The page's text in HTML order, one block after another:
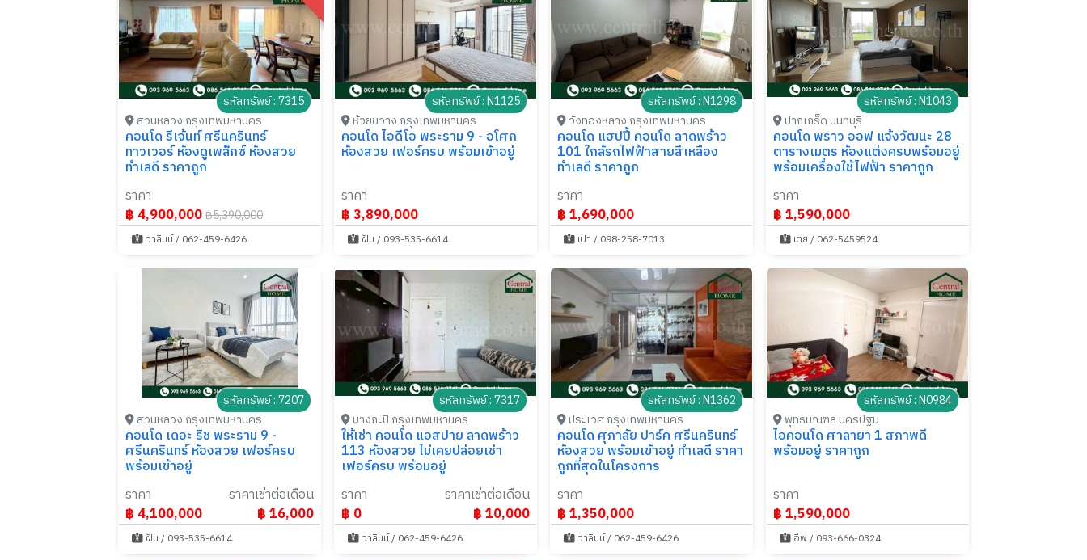
รหัสทรัพย์ : 7315
สวนหลวง กรุงเทพมหานคร
คอนโด รีเจ้นท์ ศรีนครินทร์
ทาวเวอร์ ห้องดูเพล็กซ์ ห้องสวย
ทำเลดี ราคาถูก
ราคา
฿ 4,900,000฿5,390,000
วาลินน์ / 062-459-6426
รหัสทรัพย์ : N1125
ห้วยขวาง กรุงเทพมหานคร
คอนโด ไอดีโอ พระราม 9 - อโศก
ห้องสวย เฟอร์ครบ พร้อมเข้าอยู่
ราคา
฿ 3,890,000
ฝัน / 093-535-6614
รหัสทรัพย์ : N1298
วังทองหลาง กรุงเทพมหานคร
คอนโด แฮปปี้ คอนโด ลาดพร้าว
101 ใกล้รถไฟฟ้าสายสีเหลือง
ทำเลดี ราคาถูก
ราคา
฿ 1,690,000
เปา / 098-258-7013
รหัสทรัพย์ : N1043
ปากเกร็ด นนทบุรี
คอนโด พราว ออฟ แจ้งวัฒนะ 28
ตารางเมตร ห้องแต่งครบพร้อมอยู่
พร้อมเครื่องใช้ไฟฟ้า ราคาถูก
ราคา
฿ 1,590,000
เตย / 062-5459524
รหัสทรัพย์ : 7207
สวนหลวง กรุงเทพมหานคร
คอนโด เดอะ ริช พระราม 9 -
ศรีนครินทร์ ห้องสวย เฟอร์ครบ
พร้อมเข้าอยู่
ราคา
฿ 4,100,000
ราคาเช่าต่อเดือน
฿ 16,000
ฝัน / 093-535-6614
รหัสทรัพย์ : 7317
บางกะปิ กรุงเทพมหานคร
ให้เช่า คอนโด แอสปาย ลาดพร้าว
113 ห้องสวย ไม่เคยปล่อยเช่า
เฟอร์ครบ พร้อมอยู่
ราคา
฿ 0
ราคาเช่าต่อเดือน
฿ 10,000
วาลินน์ / 062-459-6426
รหัสทรัพย์ : N1362
ประเวศ กรุงเทพมหานคร
คอนโด ศุภาลัย ปาร์ค ศรีนครินทร์
ห้องสวย พร้อมเข้าอยู่ ทำเลดี ราคา
ถูกที่สุดในโครงการ
ราคา
฿ 1,350,000
วาลินน์ / 062-459-6426
รหัสทรัพย์ : N0984
พุทธมณฑล นครปฐม
ไอคอนโด ศาลายา 1 สภาพดี
พร้อมอยู่ ราคาถูก
ราคา
฿ 1,590,000
อีฟ / 093-666-0324